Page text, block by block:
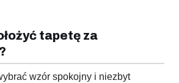
tapetę za
wzór spokojny i niezbyt